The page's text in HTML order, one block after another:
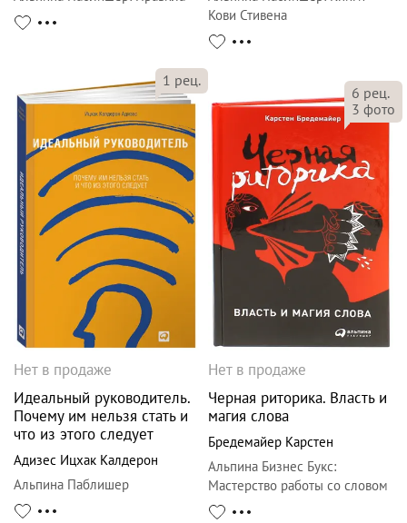
Кови Стивена
1 рец.
Нет в продаже
Идеальный руководитель.
Почему им нельзя стать и
что из этого следует
Адизес Ицхак Калдерон
Альпина Паблишер
6 рец.
3 фото
Нет в продаже
Черная риторика. Власть и
магия слова
Бредемайер Карстен
Альпина Бизнес Букс:
Мастерство работы со словом